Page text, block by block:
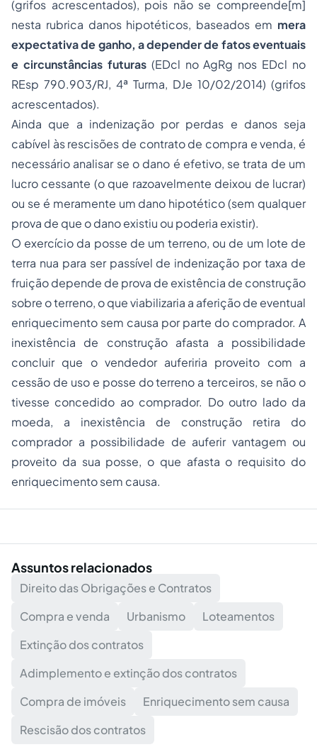
(grifos acrescentados), pois não se compreende[m]
nesta rubrica danos hipotéticos, baseados em mera
expectativa de ganho, a depender de fatos eventuais
e circunstâncias futuras(EDcl no AgRg nos EDcl no
REsp 790.903/RJ, 4ª Turma, DJe 10/02/2014) (grifos
acrescentados).
Ainda que a indenização por perdas e danos seja
cabível às rescisões de contrato de compra e venda, é
necessário analisar se o dano é efetivo, se trata de um
lucro cessante (o que razoavelmente deixou de lucrar)
ou se é meramente um dano hipotético (sem qualquer
prova de que o dano existiu ou poderia existir).
O exercício da posse de um terreno, ou de um lote de
terra nua para ser passível de indenização por taxa de
fruição depende de prova de existência de construção
sobre o terreno, o que viabilizaria a aferição de eventual
enriquecimento sem causa por parte do comprador. A
inexistência de construção afasta a possibilidade
concluir que o vendedor auferiria proveito com a
cessão de uso e posse do terreno a terceiros, se não o
tivesse concedido ao comprador. Do outro lado da
moeda, a inexistência de construção retira do
comprador a possibilidade de auferir vantagem ou
proveito da sua posse, o que afasta o requisito do
enriquecimento sem causa.
Assuntos relacionados
Direito das Obrigações e Contratos
Compra e venda
Urbanismo
Loteamentos
Extinção dos contratos
Adimplemento e extinção dos contratos
Compra de imóveis
Enriquecimento sem causa
Rescisão dos contratos